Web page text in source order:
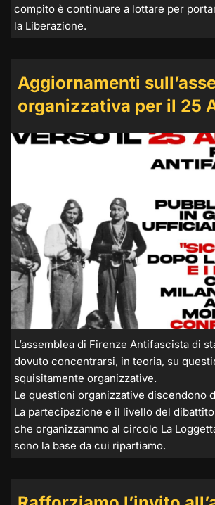
compito è continuare a lottare per
la Liberazione.
Aggiornamenti
organizzativa per il 25
L’assemblea di Firenze Antifascista di
dovuto concentrarsi, in teoria, su
squisitamente organizzative.
Le questioni organizzative discendono
La partecipazione e il livello del dibattito
che organizzammo al circolo La
sono la base da cui ripartiamo.